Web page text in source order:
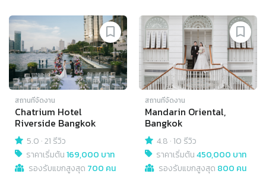
สถานที่จัดงาน
Chatrium Hotel
Riverside Bangkok
5.0 ·21 รีวิว
ราคาเริ่มต้น169,000 บาท
รองรับแขกสูงสุด 700 คน
สถานที่จัดงาน
Mandarin Oriental,
Bangkok
4.8 ·10 รีวิว
ราคาเริ่มต้น450,000 บาท
รองรับแขกสูงสุด 800 คน